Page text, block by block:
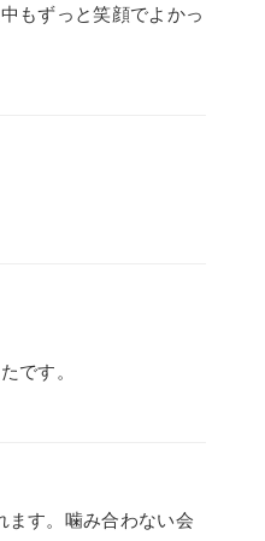
もずっと笑顔でよかっ
です。
ます。噛み合わない会